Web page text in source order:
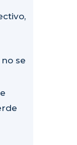
se